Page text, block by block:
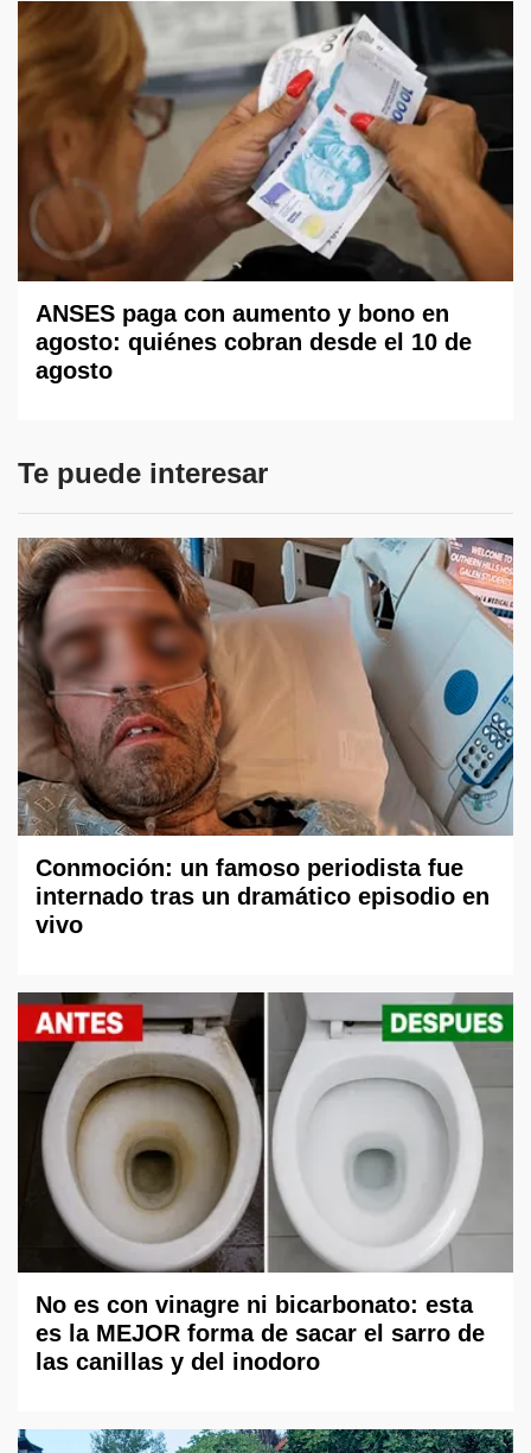
ANSES paga con aumento y bono en
agosto: quiénes cobran desde el 10 de
agosto
Te puede interesar
Conmoción: un famoso periodista fue
internado tras un dramático episodio en
vivo
No es con vinagre ni bicarbonato: esta
es la MEJOR forma de sacar el sarro de
las canillas y del inodoro